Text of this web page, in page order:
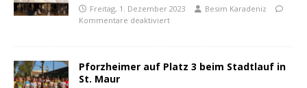
Freitag, 1. Dezember 2023
Besim Karadeniz
Kommentare deaktiviert
Pforzheimer auf Platz 3 beim Stadtlauf in
St. Maur